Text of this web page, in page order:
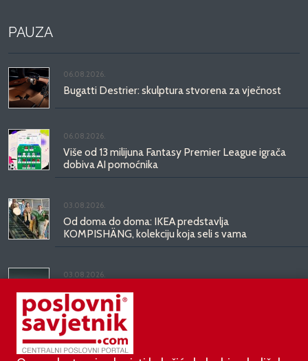
PAUZA
06.08.2026.
Bugatti Destrier: skulptura stvorena za vječnost
06.08.2026.
Više od 13 milijuna Fantasy Premier League igrača
dobiva AI pomoćnika
03.08.2026.
Od doma do doma: IKEA predstavlja
KOMPISHÄNG, kolekciju koja seli s vama
03.08.2026.
Kineski BYD predstavio luksuznu limuzinu veću od
Mercedesove S-klase, obećava domet do 1.000
kilometara